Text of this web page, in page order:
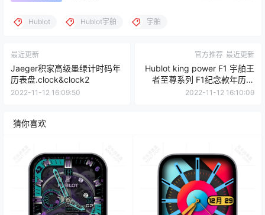
Hublot Hublot宇舶 宇舶
最近更新
Jaeger积家高级墨绿计时码年
历表盘.clock&clock2
2022-11-12 16:09:50
官方推荐 最近更新
Hublot king power F1 宇舶王
者至尊系列 F1纪念款年历表
盘.clock&clock2
2022-11-12 16:10:09
猜你喜欢